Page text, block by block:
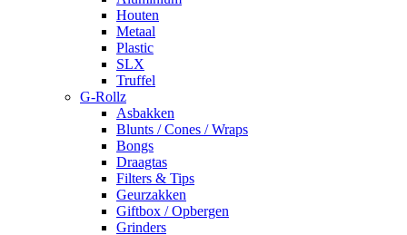
Houten
Metaal
Plastic
SLX
Truffel
G-Rollz
Asbakken
Blunts / Cones / Wraps
Bongs
Draagtas
Filters & Tips
Geurzakken
Giftbox / Opbergen
Grinders